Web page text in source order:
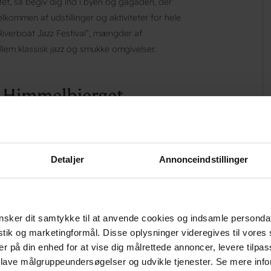
Detaljer Annonceindstillinger
dit samtykke til at anvende cookies og indsamle
og marketingformål. Disse oplysninger videregives til vores
på din enhed for at vise dig målrettede annoncer, levere
målgruppeundersøgelser og udvikle tjenester. Se mere
af udstillinger og aktiviteter for hele
Jazz Festival”, mængder af
klassisk jazz og smukke omgivelser.
Hjejlen, som sejler dig ud på søerne og
sig på nethinden hos både børn og
& Poul samt personalet, velkommen
af byen med